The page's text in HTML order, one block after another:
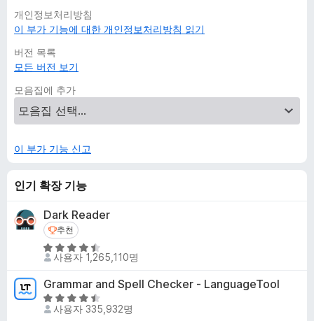
개인정보처리방침
이 부가 기능에 대한 개인정보처리방침 읽기
버전 목록
모든 버전 보기
모음집에 추가
이 부가 기능 신고
인기 확장 기능
Dark Reader
추천
추천
5
점
만
점
에
사용자 1,265,110명
Grammar and Spell Checker - LanguageTool
5
점사용자 335,932명